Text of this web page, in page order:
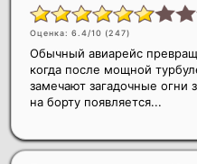
Оценка: 6.4/10 (247)
Обычный авиарейс
когда после мощной
замечают загадочные огни
на борту появляется...